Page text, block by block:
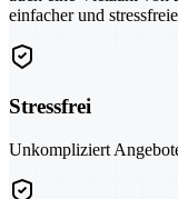
einfacher und
Stressfrei
Unkompliziert